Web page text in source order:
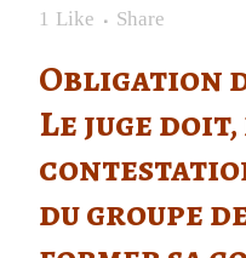
1 Like Share
Obligation
Le juge doit,
du groupe